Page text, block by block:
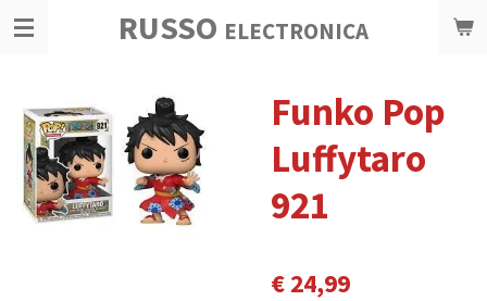
Ga
hoofdinhoud
RUSSO ELECTRONICA
Funko Pop
Luffytaro
921
€ 24,99